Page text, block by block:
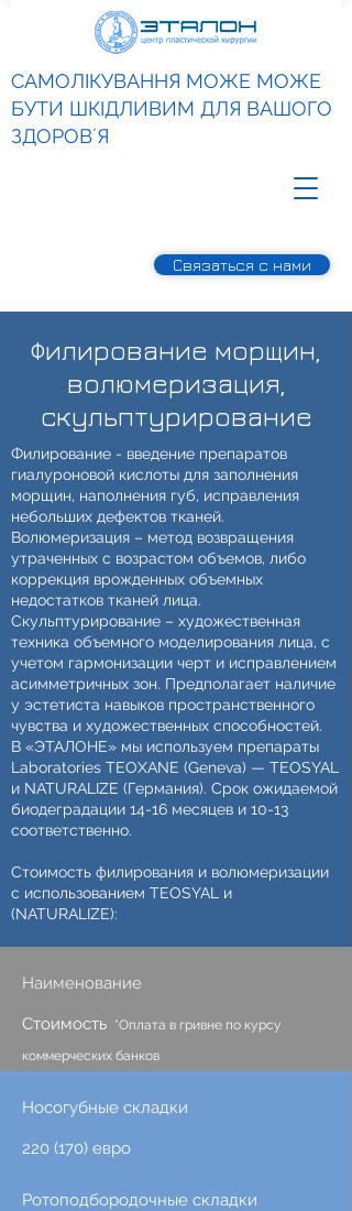
Связаться с нами
САМОЛІКУВАННЯ МОЖЕ МОЖЕ
БУТИ ШКІДЛИВИМ ДЛЯ ВАШОГО
ЗДОРОВʼЯ
Филирование морщин,
волюмеризация,
скульптурирование
Филирование - введение препаратов
гиалуроновой кислоты для заполнения
морщин, наполнения губ, исправления
небольших дефектов тканей.
Волюмеризация – метод возвращения
утраченных с возрастом объемов, либо
коррекция врожденных объемных
недостатков тканей лица.
Скульптурирование – художественная
техника объемного моделирования лица, с
учетом гармонизации черт и исправлением
асимметричных зон. Предполагает наличие
у эстетиста навыков пространственного
чувства и художественных способностей.
В «ЭТАЛОНЕ» мы используем препараты
Laboratories TEOXANE (Geneva) — TEOSYAL
и NATURALIZE (Германия). Срок ожидаемой
биодеградации 14-16 месяцев и 10-13
соответственно.
Стоимость филирования и волюмеризации
с использованием TEOSYAL и
(NATURALIZE):
Наименование
Стоимость *Оплата в гривне по курсу
коммерческих банков
Носогубные складки
220 (170) евро
Ротоподбородочные складки